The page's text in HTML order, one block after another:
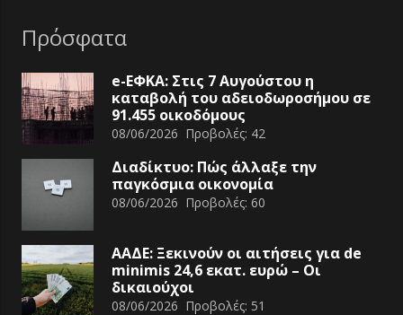
Πρόσφατα
e-ΕΦΚΑ: Στις 7 Αυγούστου η
καταβολή του αδειοδωροσήμου σε
91.455 οικοδόμους
08/06/2026 Προβολές: 42
Διαδίκτυο: Πώς άλλαξε την
παγκόσμια οικονομία
08/06/2026 Προβολές: 60
ΑΑΔΕ: Ξεκινούν οι αιτήσεις για de
minimis 24,6 εκατ. ευρώ – Οι
δικαιούχοι
08/06/2026 Προβολές: 51